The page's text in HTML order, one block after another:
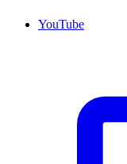
YouTube